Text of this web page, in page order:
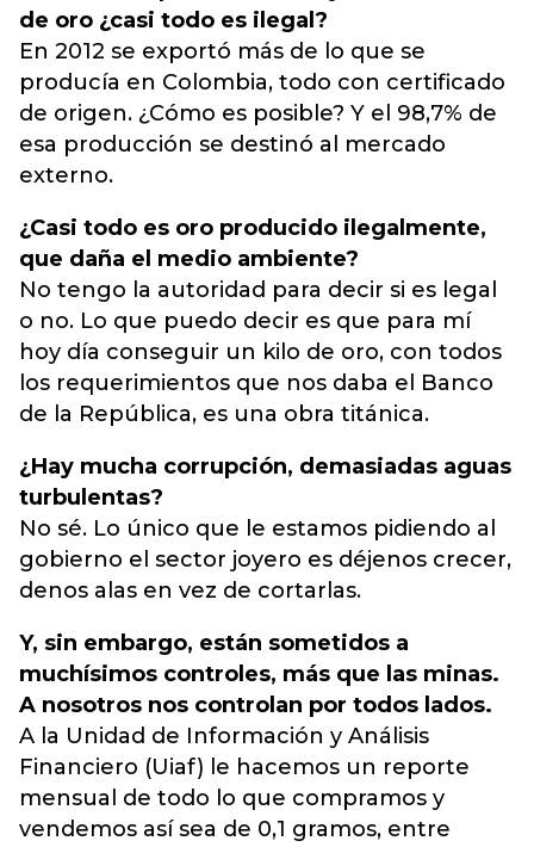
de oro ¿casi todo es ilegal?
En 2012 se exportó más de lo que se
producía en Colombia, todo con certificado
de origen. ¿Cómo es posible? Y el 98,7% de
esa producción se destinó al mercado
externo.
¿Casi todo es oro producido ilegalmente,
que daña el medio ambiente?
No tengo la autoridad para decir si es legal
o no. Lo que puedo decir es que para mí
hoy día conseguir un kilo de oro, con todos
los requerimientos que nos daba el Banco
de la República, es una obra titánica.
¿Hay mucha corrupción, demasiadas aguas
turbulentas?
No sé. Lo único que le estamos pidiendo al
gobierno el sector joyero es déjenos crecer,
denos alas en vez de cortarlas.
Y, sin embargo, están sometidos a
muchísimos controles, más que las minas.
A nosotros nos controlan por todos lados.
A la Unidad de Información y Análisis
Financiero (Uiaf) le hacemos un reporte
mensual de todo lo que compramos y
vendemos así sea de 0,1 gramos, entre